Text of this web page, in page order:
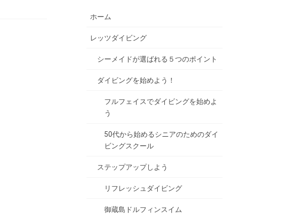
ホーム
レッツダイビング
シーメイドが選ばれる５つのポイント
ダイビングを始めよう！
フルフェイスでダイビングを始めよ
う
50代から始めるシニアのためのダイ
ビングスクール
ステップアップしよう
リフレッシュダイビング
御蔵島ドルフィンスイム